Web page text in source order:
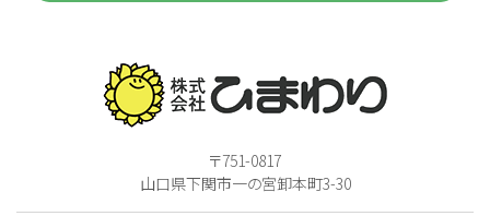
〒751-0817
山口県下関市一の宮卸本町3-30